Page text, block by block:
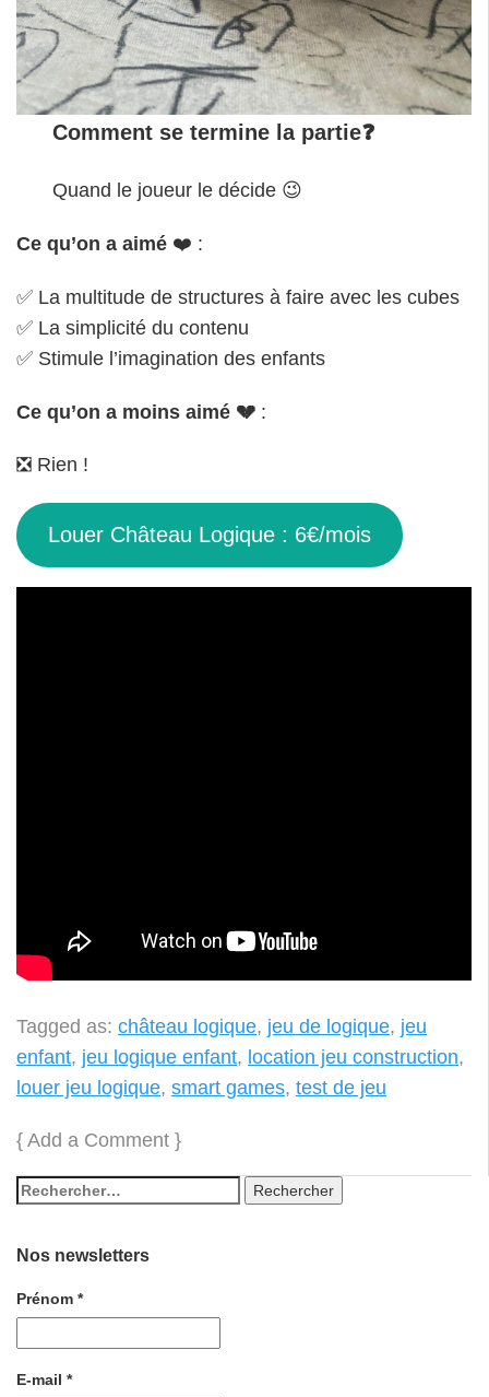
Comment se termine la partie❓
Quand le joueur le décide 😉
Ce qu’on a aimé ❤️ :
✅ La multitude de structures à faire avec les cubes
✅ La simplicité du contenu
✅ Stimule l’imagination des enfants
Ce qu’on a moins aimé 💔 :
❎ Rien !
Louer Château Logique : 6€/mois
Tagged as: château logique, jeu de logique, jeu
enfant, jeu logique enfant, location jeu construction,
louer jeu logique, smart games, test de jeu
{ Add a Comment }
Nos newsletters
Prénom *
E-mail *